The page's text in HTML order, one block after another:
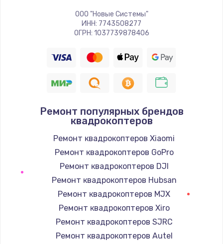
Замена ТЭНа
2500 руб.
1400 руб.
Замена / ремонт электронного модуля
Заказать
Заказать
ООО "Новые Системы"
ИНН: 7743508277
ОГРН: 1037739878406
Ремонт популярных брендов
квадрокоптеров
Ремонт квадрокоптеров Xiaomi
Ремонт квадрокоптеров GoPro
Ремонт квадрокоптеров DJI
Ремонт квадрокоптеров Hubsan
Ремонт квадрокоптеров MJX
Ремонт квадрокоптеров Xiro
Ремонт квадрокоптеров SJRC
Ремонт квадрокоптеров Autel